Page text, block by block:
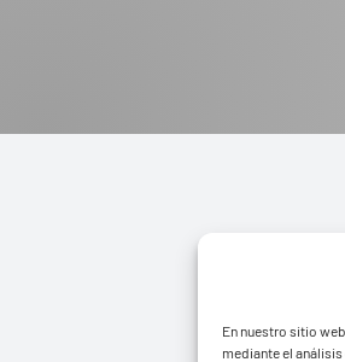
En nuestro sitio
mediante el